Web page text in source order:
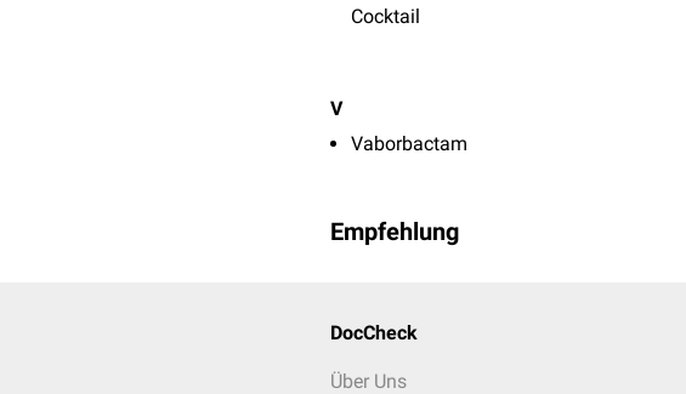
Cocktail
V
Vaborbactam
Empfehlung
DocCheck
Über Uns